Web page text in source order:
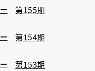
第155期
第154期
第153期